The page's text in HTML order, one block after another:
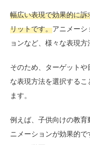
幅広い表現で効果的に
リットです。アニメー
ョンなど、様々な表現方
そのため、ターゲット
な表現方法を選択する
ます。
例えば、子供向けの教
ニメーションが効果的